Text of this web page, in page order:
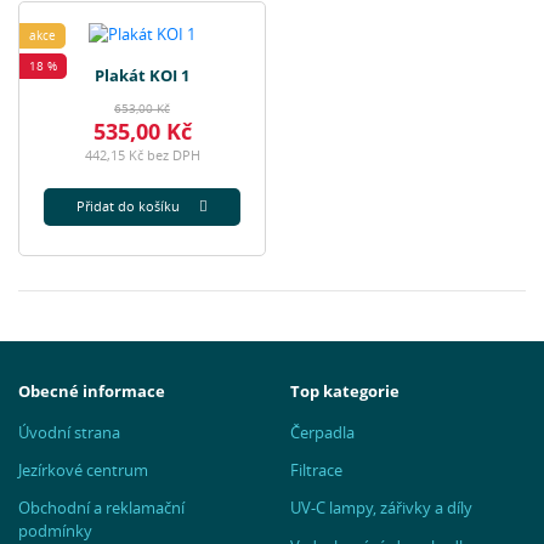
akce
18 %
Plakát KOI 1
653,00 Kč
535,00 Kč
442,15 Kč bez DPH
Přidat do košíku
Obecné informace
Úvodní strana
Jezírkové centrum
Obchodní a reklamační
podmínky
Top kategorie
Čerpadla
Filtrace
UV-C lampy, zářivky a díly